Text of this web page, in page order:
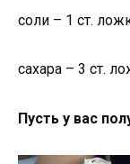
соли – 1 ст.
сахара – 3 ст.
Пусть у вас